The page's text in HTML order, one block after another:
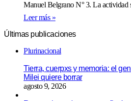
Manuel Belgrano N° 3. La actividad
Leer más »
Últimas publicaciones
Plurinacional
Tierra, cuerpxs y memoria: el
Milei quiere borrar
agosto 9, 2026